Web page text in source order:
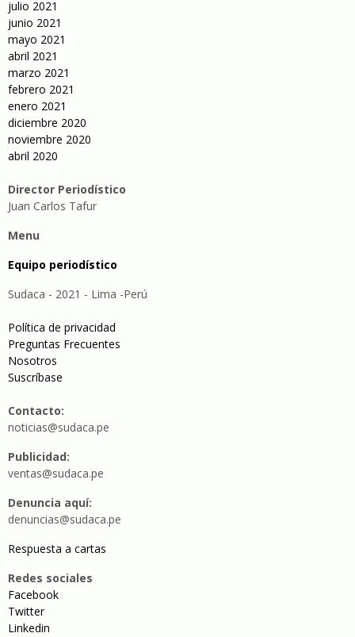
julio 2021
junio 2021
mayo 2021
abril 2021
marzo 2021
febrero 2021
enero 2021
diciembre 2020
noviembre 2020
abril 2020
Director Periodístico
Juan Carlos Tafur
Menu
Equipo periodístico
Sudaca - 2021 - Lima -Perú
Política de privacidad
Preguntas Frecuentes
Nosotros
Suscríbase
Contacto:
noticias@sudaca.pe
Publicidad:
ventas@sudaca.pe
Denuncia aquí:
denuncias@sudaca.pe
Respuesta a cartas
Redes sociales
Facebook
Twitter
Linkedin